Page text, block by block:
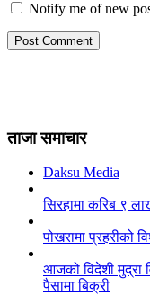
Notify me of new
ताजा समाचार
Daksu Media
सिरहामा करिब ९
पोखरामा प्रहरीको
आजको विदेशी मुद्रा
पैसामा बिक्री